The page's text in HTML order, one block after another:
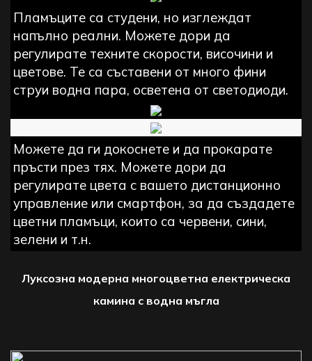
Пламъците са студени, но изглеждат
напълно реални. Можете дори да
регулирате техните скорости, височини и
цветове. Те са съставени от много фини
струи водна пара, осветена от светодиоди.
Можете да ги докоснете и да прокарате
пръсти през тях. Можете дори да
регулирате цвета с вашето дистанционно
управление или смартфон, за да създадете
цветни пламъци, които са червени, сини,
зелени и т.н.
Луксозна модерна многоцветна електрическа
камина с водна мъгла